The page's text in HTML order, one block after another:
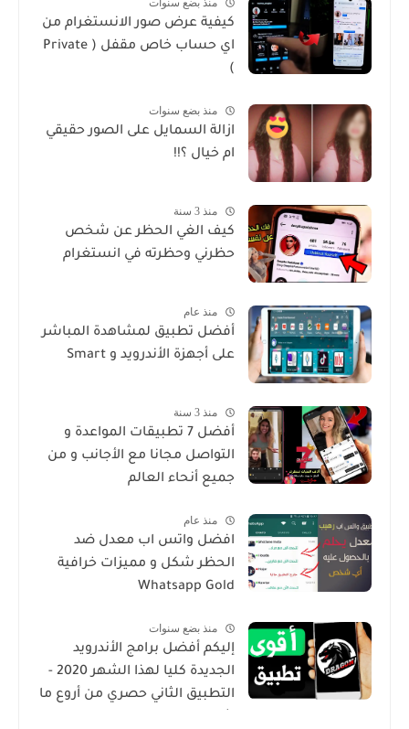
منذ بضع سنوات
كيفية عرض صور الانستغرام من
اي حساب خاص مقفل ( Private
)
منذ بضع سنوات
ازالة السمايل على الصور حقيقي
ام خيال ؟!!
منذ 3 سنة
كيف الغي الحظر عن شخص
حظرني وحظرته في انستغرام
منذ عام
أفضل تطبيق لمشاهدة المباشر
على أجهزة الأندرويد و Smart
منذ 3 سنة
أفضل 7 تطبيقات المواعدة و
التواصل مجانا مع الأجانب و من
جميع أنحاء العالم
منذ عام
افضل واتس اب معدل ضد
الحظر شكل و مميزات خرافية
Whatsapp Gold
منذ بضع سنوات
إليكم أفضل برامج الأندرويد
الجديدة كليا لهذا الشهر 2020 -
التطبيق الثاني حصري من أروع ما